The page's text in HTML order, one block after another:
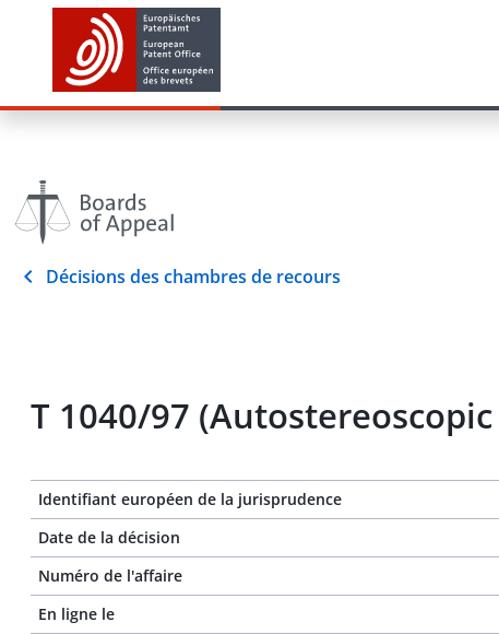
Décisions des chambres de recours
T 1040/97 (Autostereoscopic
Identifiant européen de la jurisprudence
Date de la décision
Numéro de l'affaire
En ligne le